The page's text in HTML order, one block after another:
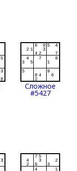
Сложное
#5427